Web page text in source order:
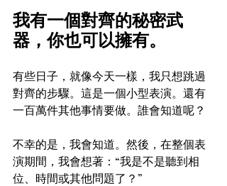
我有一個對齊的秘密武
器，你也可以擁有。
有些日子，就像今天一樣，我只想跳過
對齊的步驟。這是一個小型表演。還有
一百萬件其他事情要做。誰會知道呢？
不幸的是，我會知道。然後，在整個表
演期間，我會想著：“我是不是聽到相
位、時間或其他問題了？”